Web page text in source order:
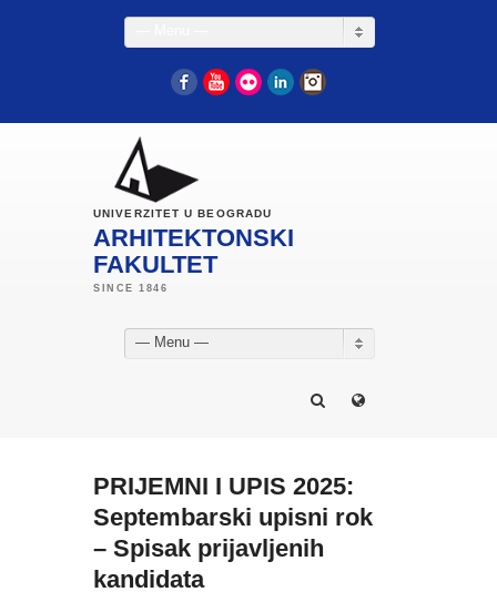
FacebookYouTube
Flickr LinkedIn
UNIVERZITET U BEOGRADU
ARHITEKTONSKI
FAKULTET
— Menu —
PRIJEMNI I UPIS 2025:
Septembarski upisni rok
– Spisak prijavljenih
kandidata